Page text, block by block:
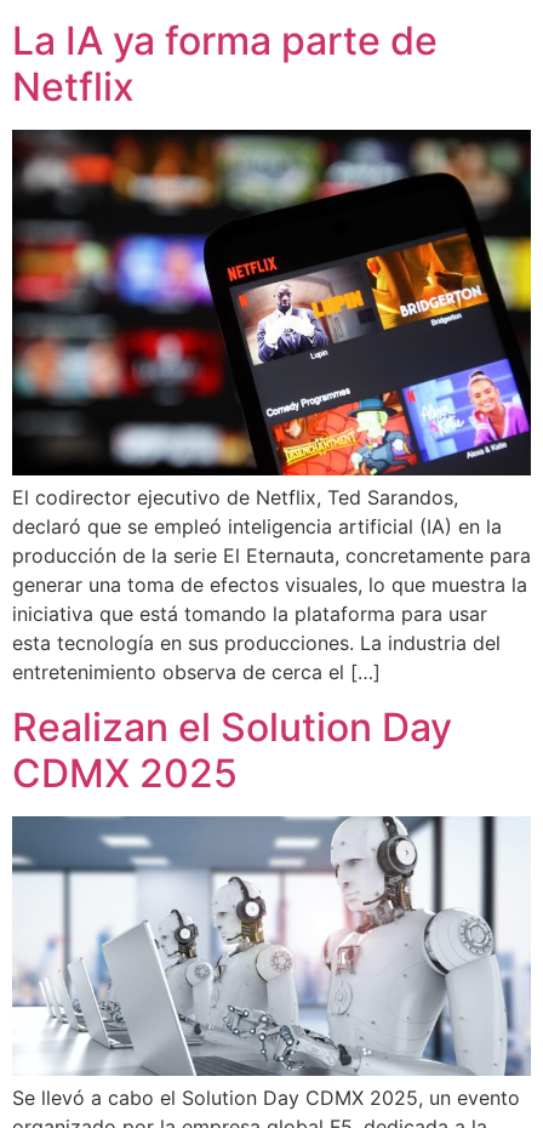
La IA ya forma parte de
Netflix
El codirector ejecutivo de Netflix, Ted Sarandos,
declaró que se empleó inteligencia artificial (IA) en la
producción de la serie El Eternauta, concretamente para
generar una toma de efectos visuales, lo que muestra la
iniciativa que está tomando la plataforma para usar
esta tecnología en sus producciones. La industria del
entretenimiento observa de cerca el […]
Realizan el Solution Day
CDMX 2025
Se llevó a cabo el Solution Day CDMX 2025, un evento